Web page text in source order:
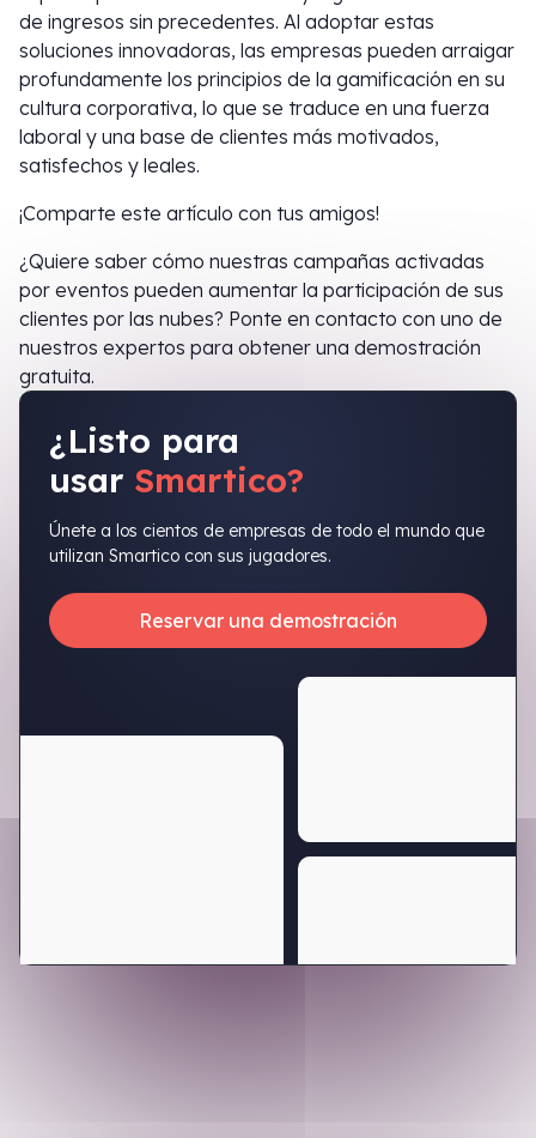
de ingresos sin precedentes. Al adoptar estas
soluciones innovadoras, las empresas pueden arraigar
profundamente los principios de la gamificación en su
cultura corporativa, lo que se traduce en una fuerza
laboral y una base de clientes más motivados,
satisfechos y leales.
¡Comparte este artículo con tus amigos!
¿Quiere saber cómo nuestras campañas activadas
por eventos pueden aumentar la participación de sus
clientes por las nubes? Ponte en contacto con uno de
nuestros expertos para obtener una demostración
gratuita.
¿Listo para
usar Smartico?
Únete a los cientos de empresas de todo el mundo que
utilizan Smartico con sus jugadores.
Reservar una demostración